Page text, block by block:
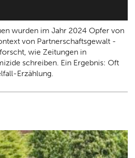
wurden im Jahr 2024 Opfer von
von Partnerschaftsgewalt -
wie Zeitungen in
schreiben. Ein Ergebnis: Oft
Erzählung.